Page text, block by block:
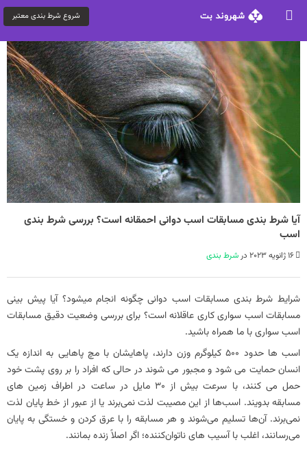
شروع شرط بندی معتبر
آیا شرط بندی مسابقات اسب دوانی احمقانه است؟ بررسی شرط بندی
اسب
16 ژانویه 2023 در شرط بندی
شرایط شرط بندی مسابقات اسب دوانی چگونه انجام میشود؟ آیا پیش بینی
مسابقات اسب سواری کاری عاقلانه است؟ برای بررسی وضعیت دقیق مسابقات
اسب سواری با ما همراه باشید.
اسب ها حدود 500 کیلوگرم وزن دارند، پاهایشان با مچ پاهایی به اندازه یک
انسان حمایت می شود و مجبور می شوند در حالی که افراد را بر روی پشت خود
حمل می کنند، با سرعت بیش از 30 مایل در ساعت در اطراف زمین های
مسابقه بدویند. اسب‌ها از این مصیبت لذت نمی‌برند یا از عبور از خط پایان لذت
نمی‌برند. آن‌ها تسلیم می‌شوند و هر مسابقه را با عرق کردن و خستگی به پایان
می‌رسانند، اغلب با آسیب‌ های ناتوان‌کننده؛ اگر اصلاً زنده بمانند.